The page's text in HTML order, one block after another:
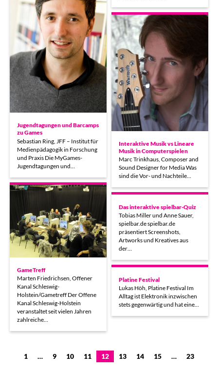
Jugendtagungen und Barcamps
zu Games
Sebastian Ring, JFF – Institut für
Medienpädagogik in Forschung
und Praxis Die MyGames-
Jugendtagungen und…
Interaktive Musik vs Lineare
Musik in Computerspielen
Marc Trinkhaus, Composer and
Sound Designer for Media Was
sind die Vor- und Nachteile…
GameTreff
Marten Friedrichsen, Offener
Kanal Schleswig-
Holstein/Gametreff Der Offene
Kanal Schleswig-Holstein
veranstaltet seit vielen Jahren
zahlreiche…
Das interaktive spielbar-Quiz
Tobias Miller und Anne Sauer,
spielbar.de spielbar.de
präsentiert Screenshots,
Artworks und Kreatives aus
der…
Platine Festival
Lukas Höh, Platine Festival Im
Alltag ist Elektronik inzwischen
stets gegenwärtig und hat eine…
1 … 9 10 11 12 13 14 15 … 23